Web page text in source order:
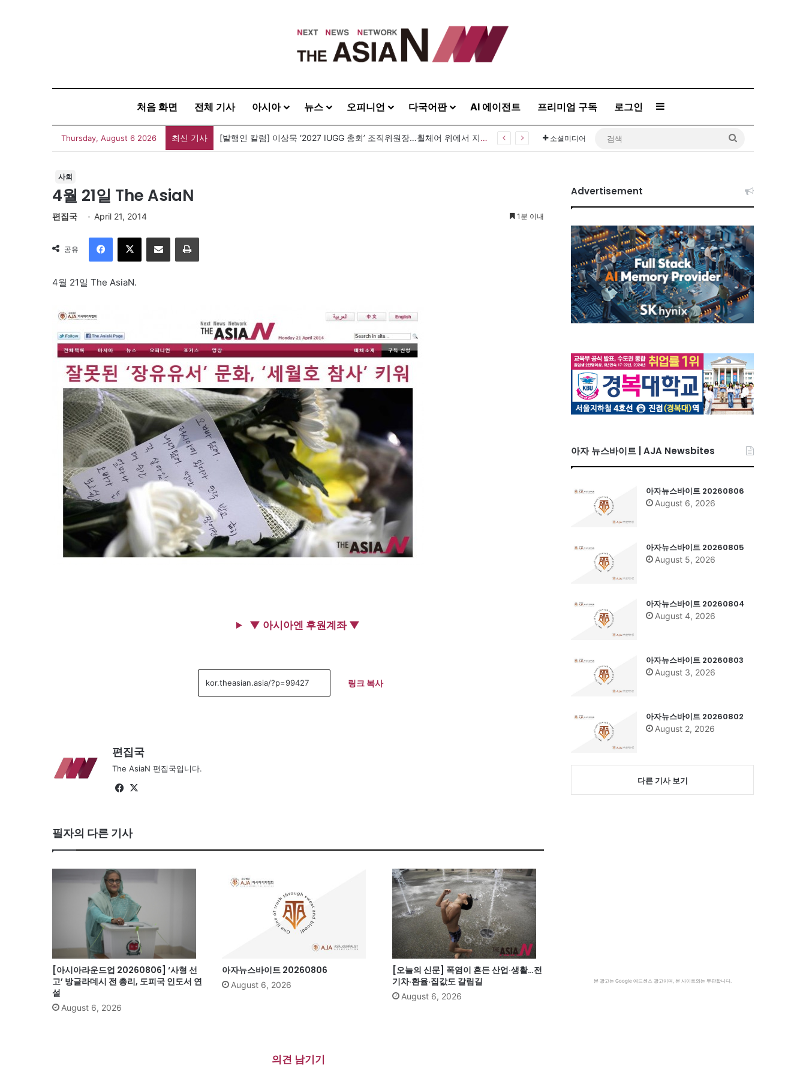
처음 화면 전체 기사 아시아 뉴스 오피니언 다국어판 AI 에이전트 프리미엄 구독 로그인 Sidebar
Thursday, August 6 2026 최신 기사 [발행인 칼럼] 이상묵 ‘2027 IUGG 총회’ 조직위원장…휠체어 위에서 지구를 움직이는 학자 소셜미디어
사회
4월 21일 The AsiaN
편집국 April 21, 2014 1분 이내
공유
이메일
4월 21일 The AsiaN.
▼ 아시아엔 후원계좌 ▼
링크 복사
편집국
The AsiaN 편집국입니다.
Fa
ok
필자의 다른 기사
[아시아라운드업 20260806] ‘사형 선
고’ 방글라데시 전 총리, 도피국 인도서 연
설
August 6, 2026
아자뉴스바이트 20260806
August 6, 2026
[오늘의 신문] 폭염이 흔든 산업·생활…전
기차·환율·집값도 갈림길
August 6, 2026
의견 남기기
Advertisement
아자 뉴스바이트 | AJA Newsbites
아자뉴스바이트 20260806
August 6, 2026
아자뉴스바이트 20260805
August 5, 2026
아자뉴스바이트 20260804
August 4, 2026
아자뉴스바이트 20260803
August 3, 2026
아자뉴스바이트 20260802
August 2, 2026
다른 기사 보기
본 광고는 Google 애드센스 광고이며, 본 사이트와는 무관합니다.